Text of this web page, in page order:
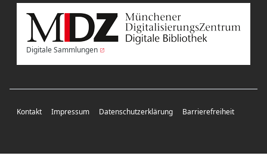
Digitale Sammlungen
Kontakt Impressum Datenschutzerklärung Barrierefreiheit